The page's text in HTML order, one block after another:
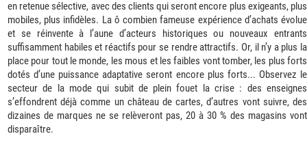
en retenue sélective, avec des clients qui seront encore plus exigeants, plus
mobiles, plus infidèles. La ô combien fameuse expérience d’achats évolue
et se réinvente à l’aune d’acteurs historiques ou nouveaux entrants
suffisamment habiles et réactifs pour se rendre attractifs. Or, il n’y a plus la
place pour tout le monde, les mous et les faibles vont tomber, les plus forts
dotés d’une puissance adaptative seront encore plus forts... Observez le
secteur de la mode qui subit de plein fouet la crise : des enseignes
s’effondrent déjà comme un château de cartes, d’autres vont suivre, des
dizaines de marques ne se relèveront pas, 20 à 30 % des magasins vont
disparaître.